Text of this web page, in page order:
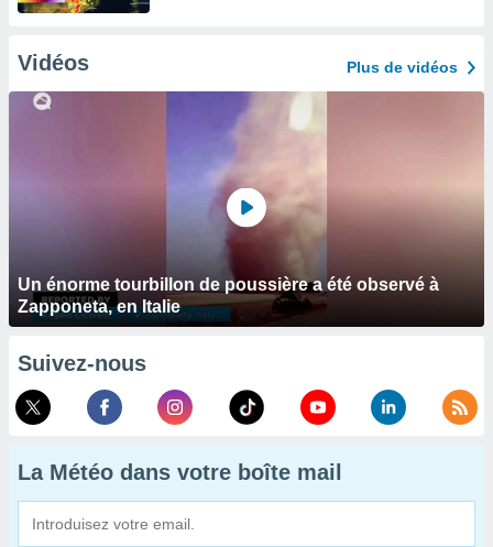
Vidéos Plus de vidéos
Un énorme tourbillon de poussière a été observé à
Zapponeta, en Italie
Suivez-nous
La Météo dans votre boîte mail